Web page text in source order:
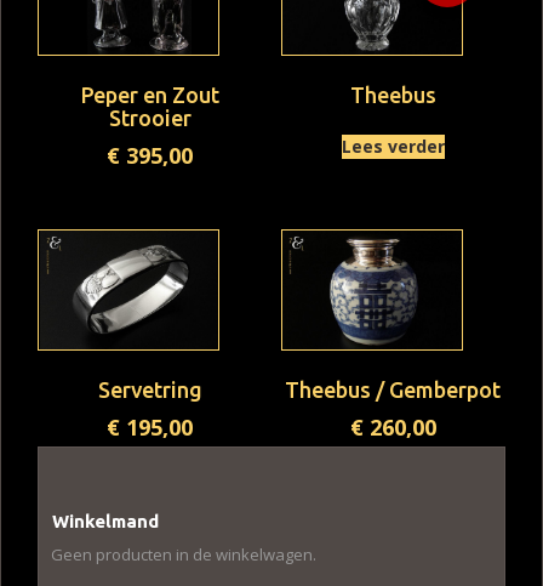
Peper en Zout
Strooier
€ 395,00
Theebus
Lees verder
Servetring
€ 195,00
Theebus / Gemberpot
€260,00
Winkelmand
Geen producten in de winkelwagen.